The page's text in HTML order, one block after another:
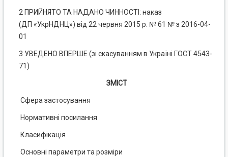
2 ПРИЙНЯТО ТА НАДАНО ЧИННОСТІ: наказ
(ДП «УкрНДНЦ») від 22 червня 2015 р. № 61 № з 2016-04-
01
3 УВЕДЕНО ВПЕРШЕ (зі скасуванням в Україні ГОСТ 4543-
71)
ЗМІСТ
Сфера застосування
Нормативні посилання
Класифікація
Основні параметри та розміри